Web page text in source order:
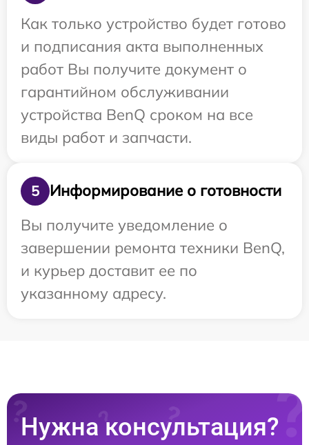
Как только устройство будет готово
и подписания акта выполненных
работ Вы получите документ о
гарантийном обслуживании
устройства BenQ сроком на все
виды работ и запчасти.
5
Информирование о готовности
Вы получите уведомление о
завершении ремонта техники BenQ,
и курьер доставит ее по
указанному адресу.
Нужна консультация?